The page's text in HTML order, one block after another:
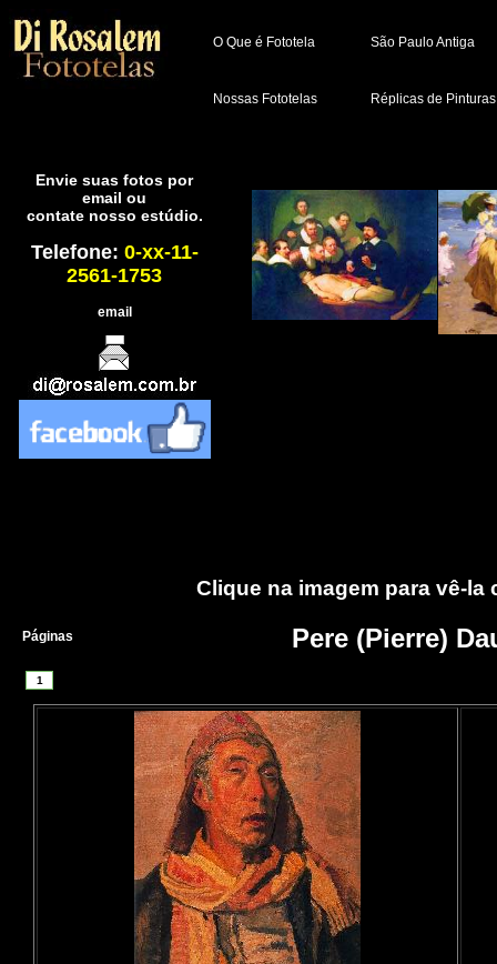
O Que é Fototela
Nossas Fototelas
São Paulo Antiga
Réplicas de Pinturas
Envie suas fotos por
email ou
contate nosso estúdio.
Telefone: 0-xx-11-
2561-1753
email
Páginas
1
Clique na imagem para vê-la
Pere (Pierre)